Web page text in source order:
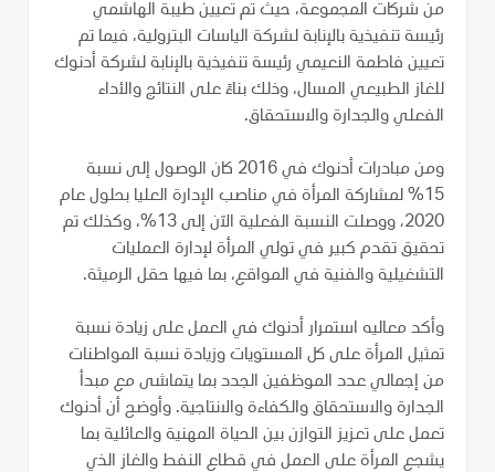
من شركات المجموعة، حيث تم تعيين طيبة الهاشمي
رئيسة تنفيذية بالإنابة لشركة الياسات البترولية، فيما تم
تعيين فاطمة النعيمي رئيسة تنفيذية بالإنابة لشركة أدنوك
للغاز الطبيعي المسال، وذلك بناءً على النتائج والأداء
الفعلي والجدارة والاستحقاق.
ومن مبادرات أدنوك في 2016 كان الوصول إلى نسبة
15% لمشاركة المرأة في مناصب الإدارة العليا بحلول عام
2020، ووصلت النسبة الفعلية الآن إلى 13%، وكذلك تم
تحقيق تقدم كبير في تولي المرأة لإدارة العمليات
التشغيلية والفنية في المواقع، بما فيها حقل الرميثة.
وأكد معاليه استمرار أدنوك في العمل على زيادة نسبة
تمثيل المرأة على كل المستويات وزيادة نسبة المواطنات
من إجمالي عدد الموظفين الجدد بما يتماشى مع مبدأ
الجدارة والاستحقاق والكفاءة والانتاجية. وأوضح أن أدنوك
تعمل على تعزيز التوازن بين الحياة المهنية والعائلية بما
يشجع المرأة على العمل في قطاع النفط والغاز الذي